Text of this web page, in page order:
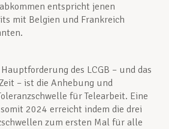
entspricht jenen
mit Belgien und Frankreich
des LCGB – und das
– ist die Anhebung und
für Telearbeit. Eine
2024 erreicht indem die drei
zum ersten Mal für alle